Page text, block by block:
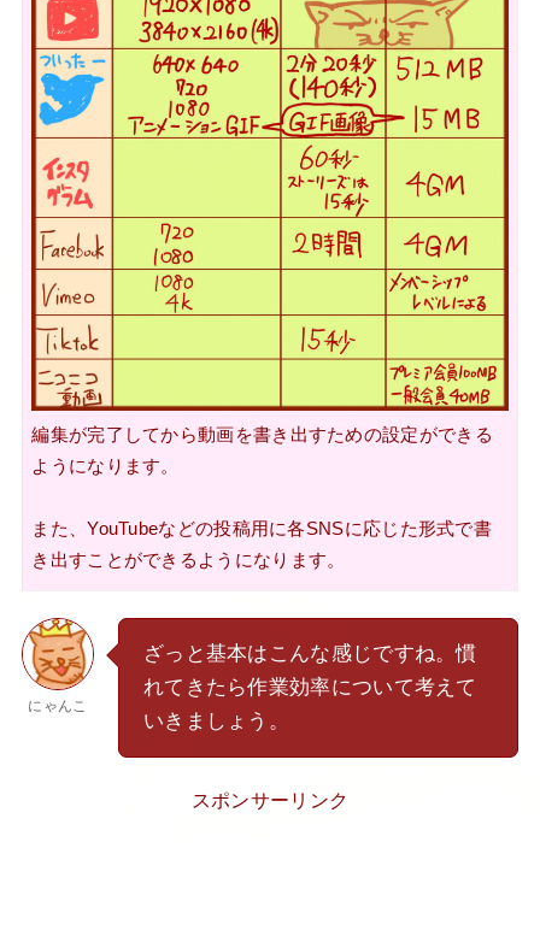
編集が完了してから動画を書き出すための設定ができる
ようになります。
また、YouTubeなどの投稿用に各SNSに応じた形式で書
き出すことができるようになります。
にゃんこ
ざっと基本はこんな感じですね。慣
れてきたら作業効率について考えて
いきましょう。
スポンサーリンク